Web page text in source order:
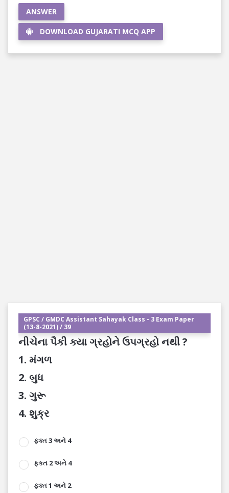
ANSWER
DOWNLOAD GUJARATI MCQ APP
GPSC / GMDC Assistant Sahayak Class - 3 Exam Paper
(13-8-2021) / 39
નીચેના પૈકી ક્યા ગ્રહોને ઉપગ્રહો નથી ?
1. મંગળ
2. બુધ
3. ગુરૂ
4. શુક્ર
ફક્ત 3 અને 4
ફકત 2 અને 4
ફક્ત 1 અને 2